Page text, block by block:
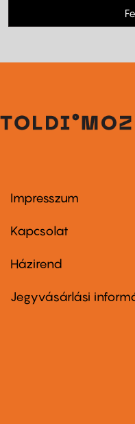
Footer
first
Impresszum
Kapcsolat
Footer
second
Házirend
Jegyvásárlási